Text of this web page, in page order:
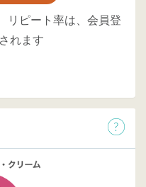
リピート率は、会員登
れます